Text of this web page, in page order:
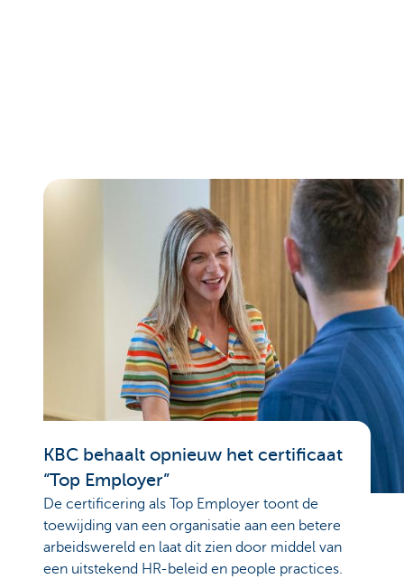
KBC behaalt opnieuw het certificaat
“Top Employer”
De certificering als Top Employer toont de
toewijding van een organisatie aan een betere
arbeidswereld en laat dit zien door middel van
een uitstekend HR-beleid en people practices.